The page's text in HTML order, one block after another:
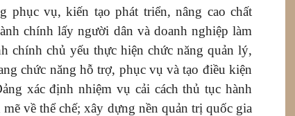
phục vụ, kiến tạo phát triển, nâng cao chất
chính lấy người dân và doanh nghiệp làm
chính chủ yếu thực hiện chức năng quản lý,
chức năng hỗ trợ, phục vụ và tạo điều kiện
xác định nhiệm vụ cải cách thủ tục hành
về thể chế; xây dựng nền quản trị quốc gia